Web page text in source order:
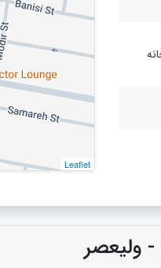
Leaflet
- ولیعصر